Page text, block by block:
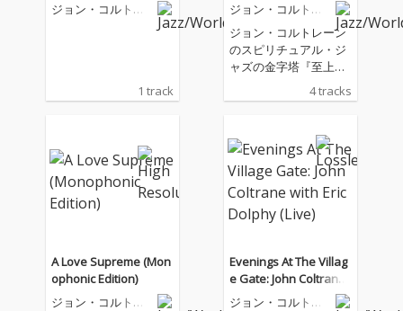
ジョン・コルトレ
1 track
ジョン・コルトレ
ジョン・コルトレーン
のスピリチュアル・ジ
ャズの金字塔『至上の
愛』のリリース60周年
を記念してリリースさ
ター。ナッシュヴィル
拠点のマスタリング・
エンジニア、ライア
ン・スミスが、愛され
続けるこのアルバムの
オリジナル・アナロ
新たに鮮烈な音像を生
み出した。
4 tracks
A Love Supreme (Mon
ophonic Edition)
ジョン・コルトレ
Evenings At The Villag
e Gate: John Coltrane
with Eric Dolphy (Live)
ジョン・コルトレ